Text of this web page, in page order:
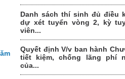
Danh sách thí sinh đủ điều
dự xét tuyển vòng 2, kỳ
viên...
Quyết định V/v ban hành
tiết kiệm, chống lãng phí
của...